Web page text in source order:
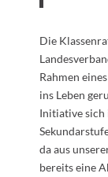
Die
Rahmen
ins Leben
Initiative sich
da aus
bereits eine